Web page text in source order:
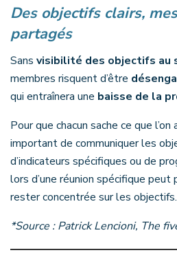
Des objectifs clairs,
partagés
Sans visibilité des objectifs au
membres risquent d’être
qui entraînera une baisse de la
Pour que chacun sache ce que
important de communiquer les
d’indicateurs spécifiques ou de
lors d’une réunion spécifique peut
rester concentrée sur les objectifs.
*Source : Patrick Lencioni, The